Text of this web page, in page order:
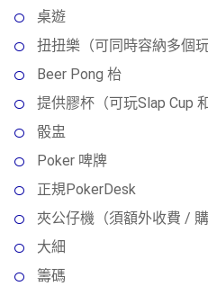
桌遊
扭扭樂（可同時容納多個
Beer Pong 枱
提供膠杯（可玩Slap Cup
骰盅
Poker 啤牌
正規PokerDesk
夾公仔機（須額外收費 / 購
大細
籌碼